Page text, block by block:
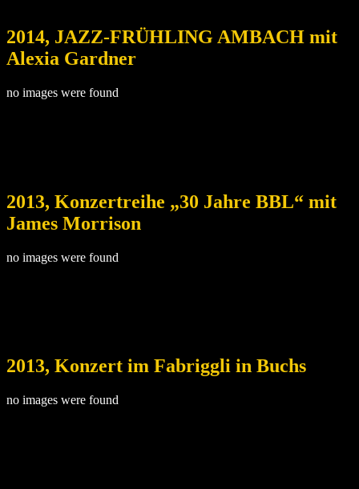
2014, JAZZ-FRÜHLING AMBACH mit
Alexia Gardner
no images were found
2013, Konzertreihe „30 Jahre BBL“ mit
James Morrison
no images were found
2013, Konzert im Fabriggli in Buchs
no images were found